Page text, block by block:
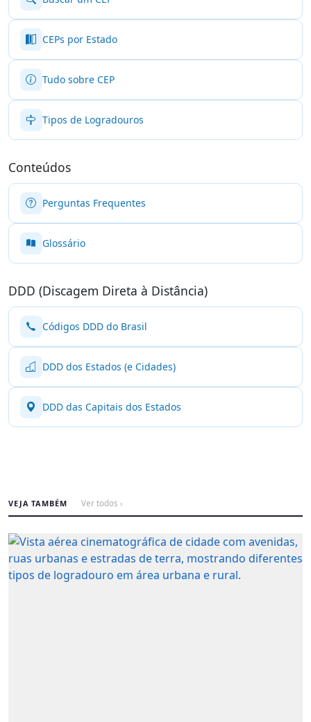
CEPs por Estado
Tudo sobre CEP
Tipos de Logradouros
Conteúdos
Perguntas Frequentes
Glossário
DDD (Discagem Direta à Distância)
Códigos DDD do Brasil
DDD dos Estados (e Cidades)
DDD das Capitais dos Estados
VEJA TAMBÉM Ver todos ›